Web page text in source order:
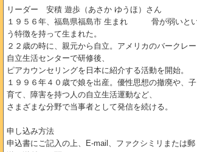
リーダー 安積 遊歩（あさか ゆうほ）さん
１９５６年、福島県福島市 生まれ 骨が弱いと
う特徴を持って生まれた。
２２歳の時に、親元から自立。アメリカのバークレー
自立生活センターで研修後、
ピアカウンセリングを日本に紹介する活動を開始。
１９９６年４０歳で娘を出産。優性思想の撤廃や、子
育て、障害を持つ人の自立生活運動など、
さまざまな分野で当事者として発信を続ける。
申し込み方法
申込書にご記入の上、E-mail、ファクシミリまたは郵